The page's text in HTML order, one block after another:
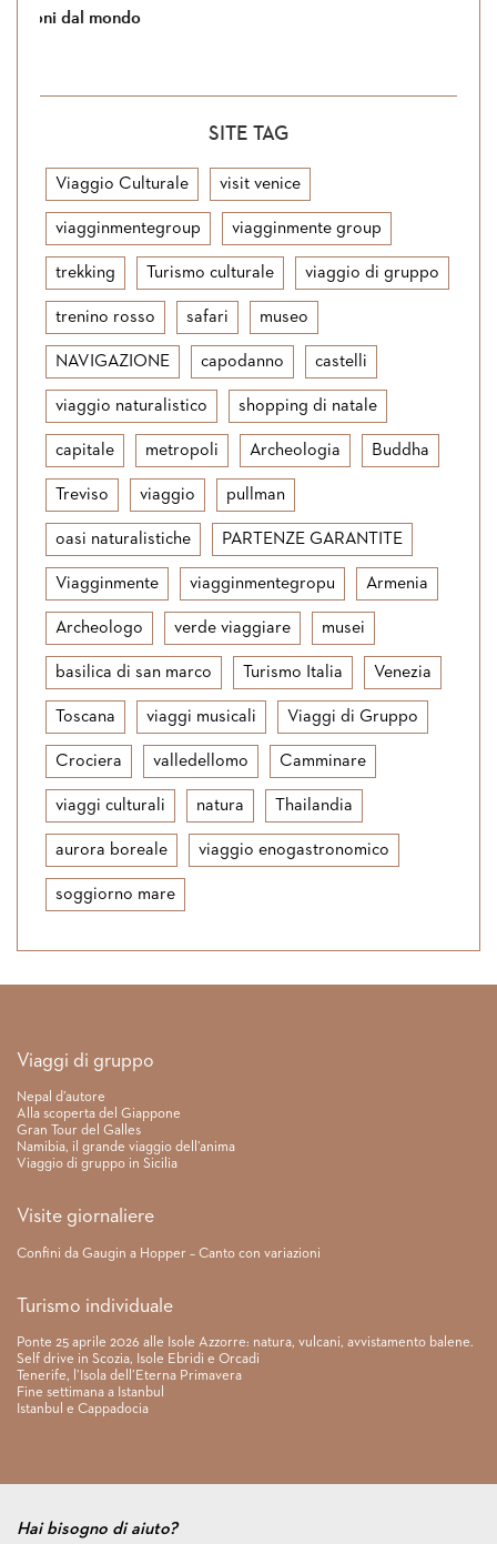
SITE TAG
Viaggio Culturale visit venice
viagginmentegroup viagginmente group
trekking Turismo culturale viaggio di gruppo
trenino rosso safari museo
NAVIGAZIONE capodanno castelli
viaggio naturalistico shopping di natale
capitale metropoli Archeologia Buddha
Treviso viaggio pullman
oasi naturalistiche PARTENZE GARANTITE
Viagginmente viagginmentegropu Armenia
Archeologo verde viaggiare musei
basilica di san marco Turismo Italia Venezia
Toscana viaggi musicali Viaggi di Gruppo
Crociera valledellomo Camminare
viaggi culturali natura Thailandia
aurora boreale viaggio enogastronomico
soggiorno mare
Link rapidi
Viaggi di gruppo
Nepal d’autore
Alla scoperta del Giappone
Gran Tour del Galles
Namibia, il grande viaggio dell’anima
Viaggio di gruppo in Sicilia
Visite giornaliere
Confini da Gaugin a Hopper – Canto con variazioni
Turismo individuale
Ponte 25 aprile 2026 alle Isole Azzorre: natura, vulcani, avvistamento balene.
Self drive in Scozia, Isole Ebridi e Orcadi
Tenerife, l’Isola dell’Eterna Primavera
Fine settimana a Istanbul
Istanbul e Cappadocia
Hai bisogno di aiuto?